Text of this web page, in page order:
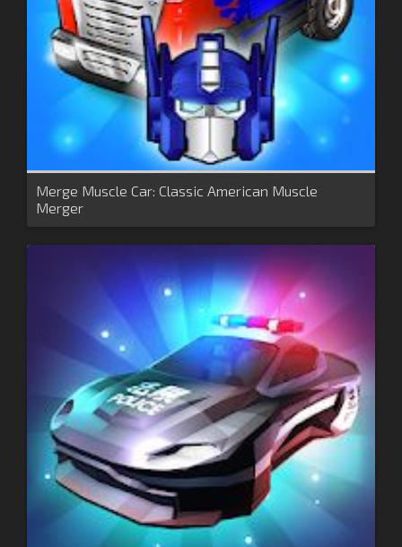
Merge Muscle Car: Classic American Muscle
Merger